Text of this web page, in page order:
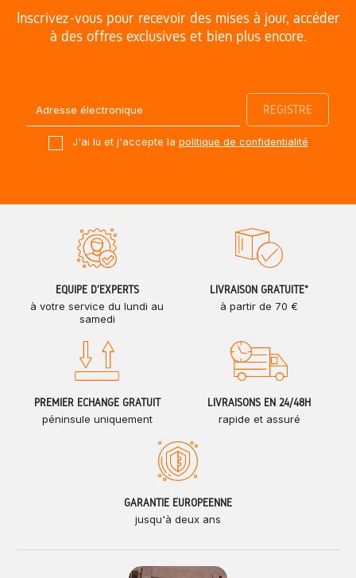
Inscrivez-vous pour recevoir des mises à jour, accéder
à des offres exclusives et bien plus encore.
J'ai lu et j'accepte la politique de confidentialité
ÉQUIPE D'EXPERTS
à votre service du lundi au
samedi
LIVRAISON GRATUITE*
à partir de 70 €
PREMIER ÉCHANGE GRATUIT
péninsule uniquement
LIVRAISONS EN 24/48H
rapide et assuré
GARANTIE EUROPÉENNE
jusqu'à deux ans